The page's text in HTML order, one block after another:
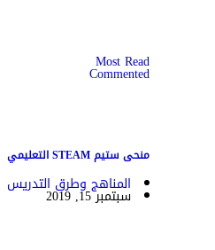
Most Read
Commented
منحى ستيم STEAM التعليمي
المناهج وطرق التدريس
سبتمبر 15, 2019